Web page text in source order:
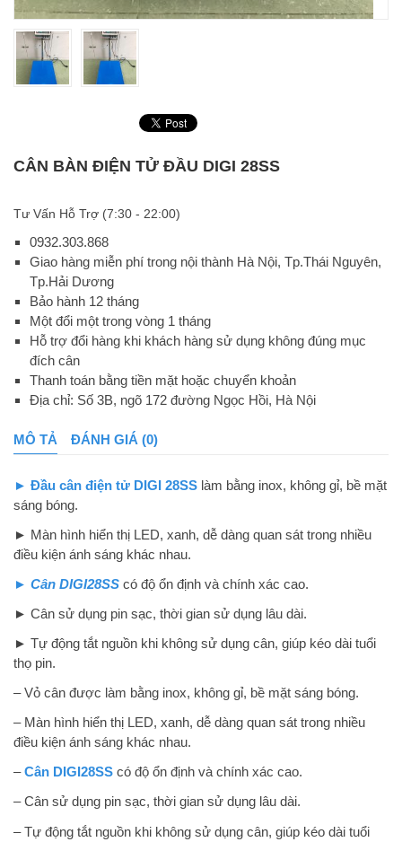
CÂN BÀN ĐIỆN TỬ ĐẦU DIGI 28SS
Tư Vấn Hỗ Trợ (7:30 - 22:00)
0932.303.868
Giao hàng miễn phí trong nội thành Hà Nội, Tp.Thái Nguyên,
Tp.Hải Dương
Bảo hành 12 tháng
Một đổi một trong vòng 1 tháng
Hỗ trợ đổi hàng khi khách hàng sử dụng không đúng mục
đích cân
Thanh toán bằng tiền mặt hoặc chuyển khoản
Địa chỉ: Số 3B, ngõ 172 đường Ngọc Hồi, Hà Nội
MÔ TẢ ĐÁNH GIÁ (0)
► Đầu cân điện tử DIGI 28SS làm bằng inox, không gỉ, bề mặt
sáng bóng.
► Màn hình hiển thị LED, xanh, dễ dàng quan sát trong nhiều
điều kiện ánh sáng khác nhau.
► Cân DIGI28SS có độ ổn định và chính xác cao.
► Cân sử dụng pin sạc, thời gian sử dụng lâu dài.
► Tự động tắt nguồn khi không sử dụng cân, giúp kéo dài tuổi
thọ pin.
– Vỏ cân được làm bằng inox, không gỉ, bề mặt sáng bóng.
– Màn hình hiển thị LED, xanh, dễ dàng quan sát trong nhiều
điều kiện ánh sáng khác nhau.
–Cân DIGI28SS có độ ổn định và chính xác cao.
– Cân sử dụng pin sạc, thời gian sử dụng lâu dài.
– Tự động tắt nguồn khi không sử dụng cân, giúp kéo dài tuổi